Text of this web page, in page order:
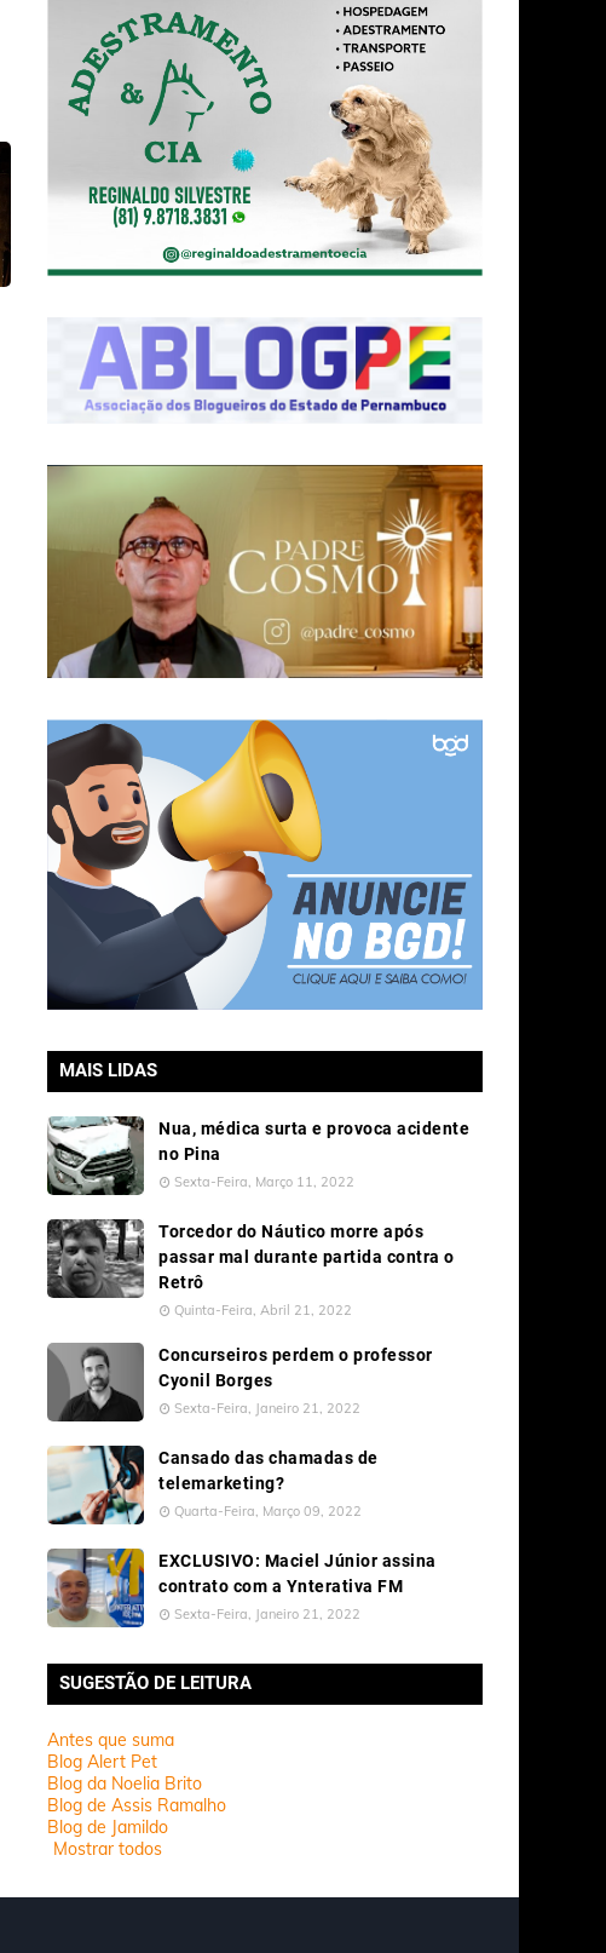
MAIS LIDAS
Nua, médica surta e provoca acidente
no Pina
Sexta-Feira, Março 11, 2022
Torcedor do Náutico morre após
passar mal durante partida contra o
Retrô
Quinta-Feira, Abril 21, 2022
Concurseiros perdem o professor
Cyonil Borges
Sexta-Feira, Janeiro 21, 2022
Cansado das chamadas de
telemarketing?
Quarta-Feira, Março 09, 2022
EXCLUSIVO: Maciel Júnior assina
contrato com a Ynterativa FM
Sexta-Feira, Janeiro 21, 2022
SUGESTÃO DE LEITURA
Antes que suma
Blog Alert Pet
Blog da Noelia Brito
Blog de Assis Ramalho
Blog de Jamildo
Mostrar todos